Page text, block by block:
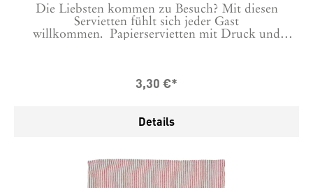
Die Liebsten kommen zu Besuch? Mit diesen
Servietten fühlt sich jeder Gast
willkommen. Papierservietten mit Druck und
3,30 €*
Details